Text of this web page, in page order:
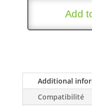
ROVER
TD5
(138
cv)
Add
Additional
Compatibilité